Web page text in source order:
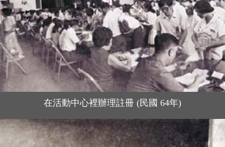
在活動中心裡辦理註冊 (民國 64年)